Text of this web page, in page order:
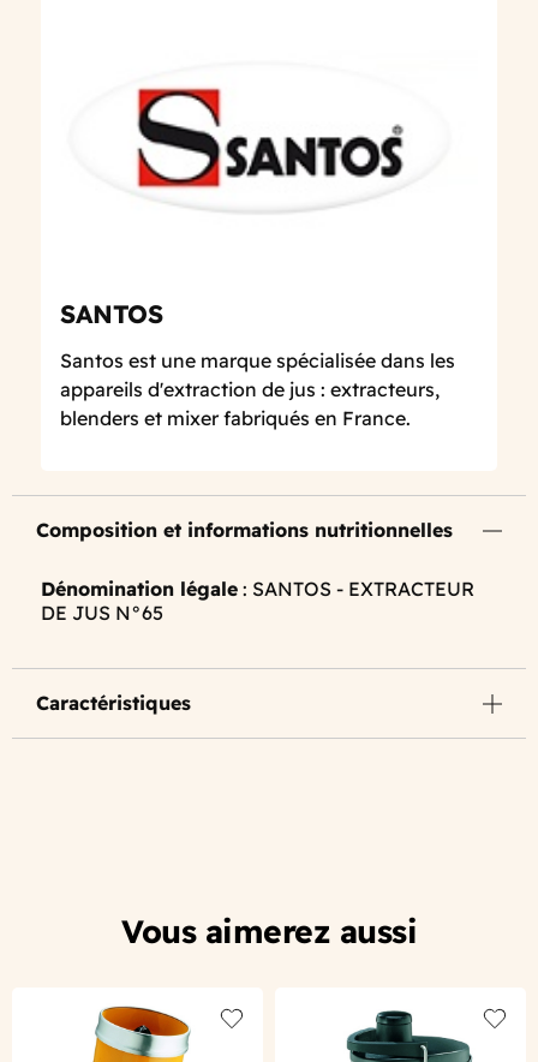
SANTOS
Santos est une marque spécialisée dans les
appareils d'extraction de jus : extracteurs,
blenders et mixer fabriqués en France.
Composition et informations nutritionnelles
Dénomination légale : SANTOS - EXTRACTEUR
DE JUS N°65
Caractéristiques
Vous aimerez aussi
Add to wishlist